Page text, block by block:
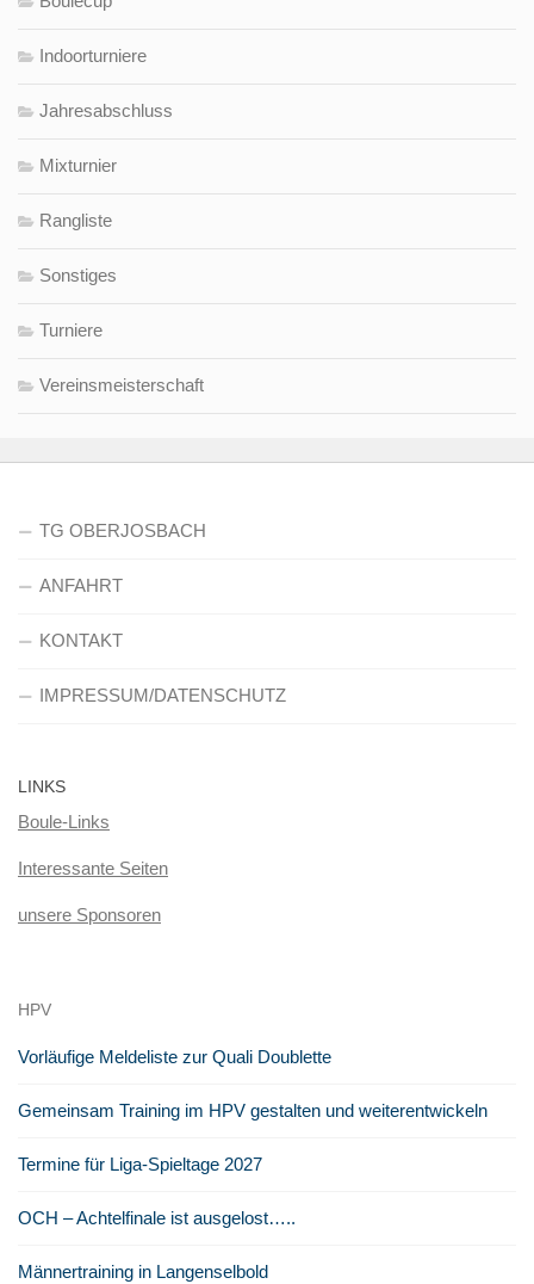
Indoorturniere
Jahresabschluss
Mixturnier
Rangliste
Sonstiges
Turniere
Vereinsmeisterschaft
TG OBERJOSBACH
ANFAHRT
KONTAKT
IMPRESSUM/DATENSCHUTZ
LINKS
Boule-Links
Interessante Seiten
unsere Sponsoren
HPV
Vorläufige Meldeliste zur Quali Doublette
Gemeinsam Training im HPV gestalten und weiterentwickeln
Termine für Liga-Spieltage 2027
OCH – Achtelfinale ist ausgelost…..
Männertraining in Langenselbold